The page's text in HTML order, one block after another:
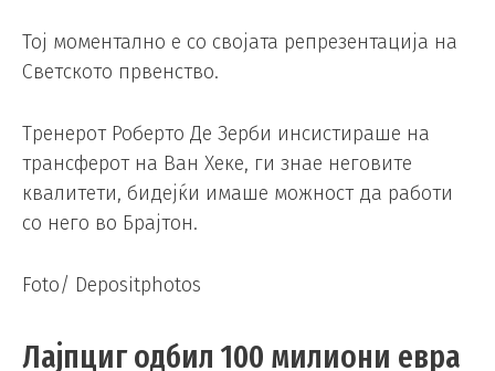
Тој моментално е со својата репрезентација на
Светското првенство.
Тренерот Роберто Де Зерби инсистираше на
трансферот на Ван Хеке, ги знае неговите
квалитети, бидејќи имаше можност да работи
со него во Брајтон.
Foto/ Depositphotos
Лајпциг одбил 100 милиони евра